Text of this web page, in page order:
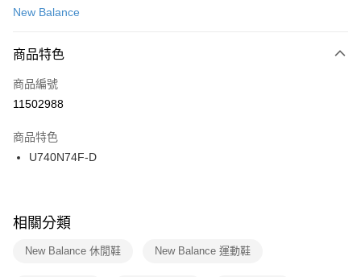
便利好安心！
３．安心：先確認商品／服務後，再付款。
【「AFTEE先享後付」結帳流程】
１．於結帳方式選擇「AFTEE先享後付」後，將跳轉至「AFTEE先享後付」
２．訂單成立數日內，您將收到繳費通知簡訊。
３．收到繳費通知簡訊後14天內，點擊此簡訊中的連結，可透過四大超商／
ATM／網路銀行／等多元方式進行付款，方視為交易完成。
※ 交易是否成功請以「AFTEE先享後付 」之結帳頁面顯示為準，若有關於
是否繳費成功／繳費後需取消欲退款等相關疑問，請聯繫「AFTEE先享後付
客戶支援中心」 https://netprotections.freshdesk.com/support/home
運送方式
每筆NT$100，滿NT$1,500(含以上)免運費
宅配
每筆NT$100，滿NT$1,500(含以上)免運費
付款後門市自取
每筆NT$100，滿NT$1,500(含以上)免運費
New Balance
商品特色
商品編號
11502988
商品特色
U740N74F-D
相關分類
New Balance 休閒鞋 New Balance 運動鞋